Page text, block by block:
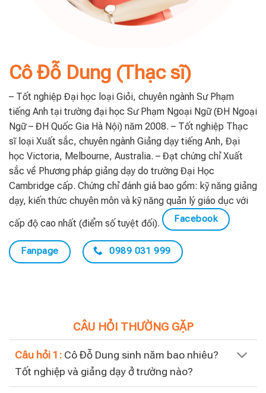
Cô Đỗ Dung (Thạc sĩ)
– Tốt nghiệp Đại học loại Giỏi, chuyên ngành Sư Phạm
tiếng Anh tại trường đại học Sư Phạm Ngoại Ngữ (ĐH Ngoại
Ngữ – ĐH Quốc Gia Hà Nội) năm 2008. – Tốt nghiệp Thạc
sĩ loại Xuất sắc, chuyên ngành Giảng dạy tiếng Anh, Đại
học Victoria, Melbourne, Australia. – Đạt chứng chỉ Xuất
sắc về Phương pháp giảng dạy do trường Đại Học
Cambridge cấp. Chứng chỉ đánh giá bao gồm: kỹ năng giảng
dạy, kiến thức chuyên môn và kỹ năng quản lý giáo dục với
cấp độ cao nhất (điểm số tuyệt đối). Facebook
Fanpage 0989 031 999
CÂU HỎI THƯỜNG GẶP
Câu hỏi 1: Cô Đỗ Dung sinh năm bao nhiêu?
Tốt nghiệp và giảng dạy ở trường nào?